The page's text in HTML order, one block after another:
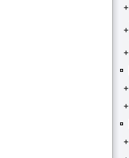
+
+
+
+
+
+